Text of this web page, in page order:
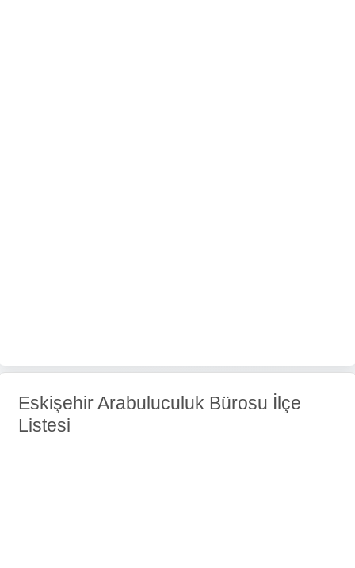
Eskişehir Arabuluculuk Bürosu İlçe
Listesi